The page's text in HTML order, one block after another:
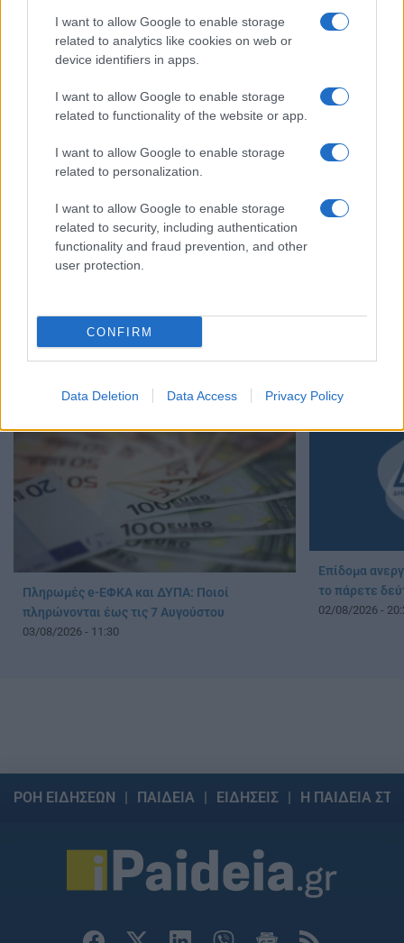
I want to allow Google to enable storage
related to analytics like cookies on web or
device identifiers in apps.
I want to allow Google to enable storage
related to functionality of the website or app.
I want to allow Google to enable storage
related to personalization.
I want to allow Google to enable storage
related to security, including authentication
functionality and fraud prevention, and other
user protection.
CONFIRM
Data Deletion Data Access Privacy Policy
Ξεκίνησαν οι αιτήσεις για 8.000 νέες θέσεις
εργασίας
06/08/2026 - 11:32
8.000 νέες
μακροχρόνια ανέργους κοντά στη σύνταξη –
Τι αλλάζει με τη νέα εγκύκλιο του e-ΕΦΚΑ
04/08/2026 - 11:25
Πληρωμές e-ΕΦΚΑ και ΔΥΠΑ: Ποιοί
πληρώνονται έως τις 7 Αυγούστου
03/08/2026 - 11:30
Επίδομα
το πάρετε
02/08/2026 -
ΡΟΗ ΕΙΔΗΣΕΩΝ ΠΑΙΔΕΙΑ ΕΙΔΗΣΕΙΣ Η ΠΑΙΔΕΙΑ